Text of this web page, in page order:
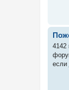
4142
если